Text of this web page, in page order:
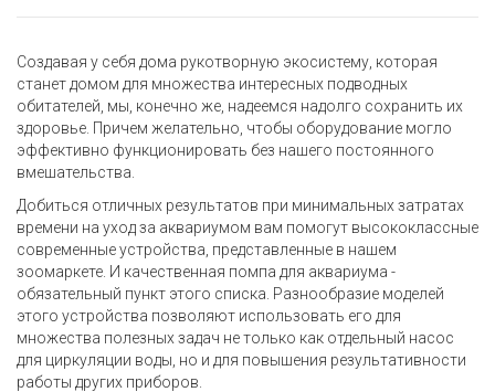
Создавая у себя дома рукотворную экосистему, которая
станет домом для множества интересных подводных
обитателей, мы, конечно же, надеемся надолго сохранить их
здоровье. Причем желательно, чтобы оборудование могло
эффективно функционировать без нашего постоянного
вмешательства.
Добиться отличных результатов при минимальных затратах
времени на уход за аквариумом вам помогут высококлассные
современные устройства, представленные в нашем
зоомаркете. И качественная помпа для аквариума -
обязательный пункт этого списка. Разнообразие моделей
этого устройства позволяют использовать его для
множества полезных задач не только как отдельный насос
для циркуляции воды, но и для повышения результативности
работы других приборов.